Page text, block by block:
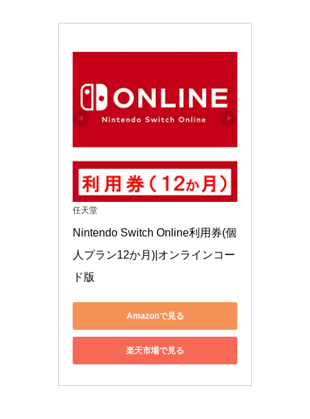
任天堂
Nintendo Switch Online利用券(個
人プラン12か月)|オンラインコー
ド版
Amazonで見る
楽天市場で見る